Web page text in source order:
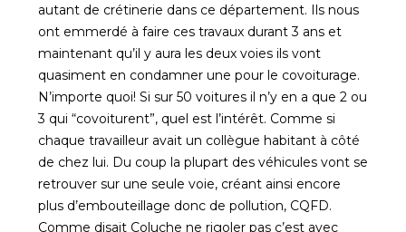
autant de crétinerie dans ce département. Ils nous
ont emmerdé à faire ces travaux durant 3 ans et
maintenant qu’il y aura les deux voies ils vont
quasiment en condamner une pour le covoiturage.
N’importe quoi! Si sur 50 voitures il n’y en a que 2 ou
3 qui “covoiturent”, quel est l’intérêt. Comme si
chaque travailleur avait un collègue habitant à côté
de chez lui. Du coup la plupart des véhicules vont se
retrouver sur une seule voie, créant ainsi encore
plus d’embouteillage donc de pollution, CQFD.
Comme disait Coluche ne rigoler pas c’est avec